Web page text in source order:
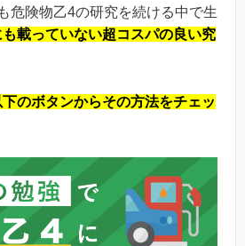
危険物乙4の研究を続ける中で生
も載っていない超コスパの良い究
下のボタンからその方法をチェッ